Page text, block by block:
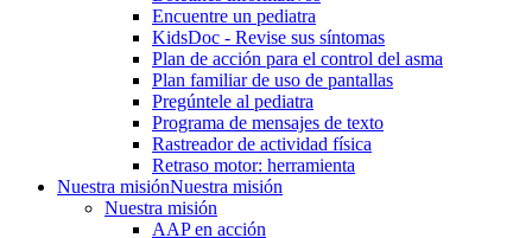
Encuentre un pediatra
KidsDoc - Revise sus síntomas
Plan de acción para el control del asma
Plan familiar de uso de pantallas
Pregúntele al pediatra
Programa de mensajes de texto
Rastre​​ador de activida​d física
Retraso motor: herramienta
Nuestra misiónNuestra misión
Nuestra misión
AAP en acción